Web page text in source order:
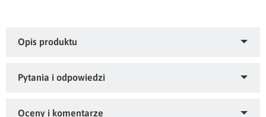
granatowy, Gramatura: 1800 GSM, Skład: 100% bawełna